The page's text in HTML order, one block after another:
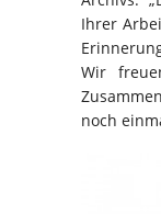
Ihrer
Wir
noch